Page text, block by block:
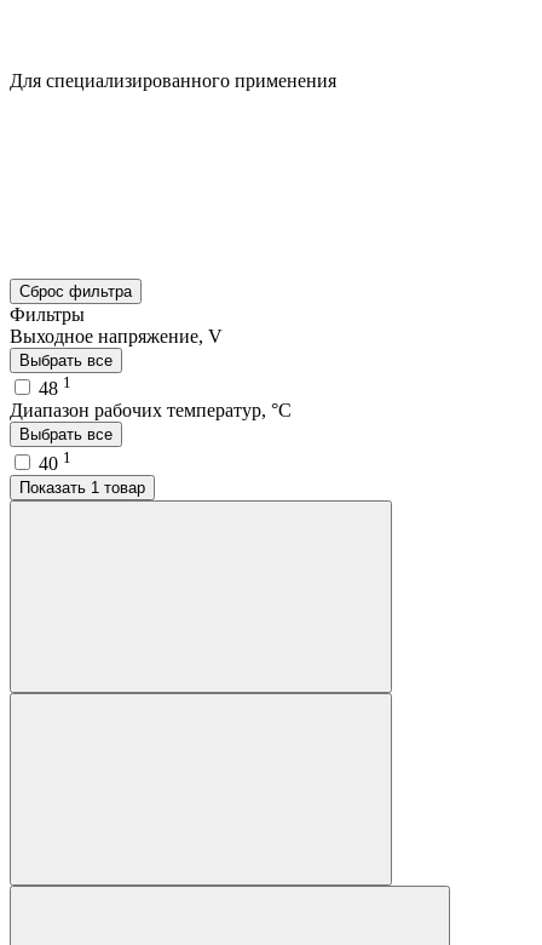
Для специализированного применения
Сброс фильтра
Фильтры
Выходное напряжение, V
Выбрать все
48 1
Диапазон рабочих температур, °C
Выбрать все
40 1
Показать 1 товар